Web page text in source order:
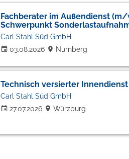
Fachberater im Außendienst
Schwerpunkt
03.08.2026
Carl Stahl Süd GmbH
Nürnberg
Technisch versierter
27.07.2026
Carl Stahl Süd GmbH
Würzburg